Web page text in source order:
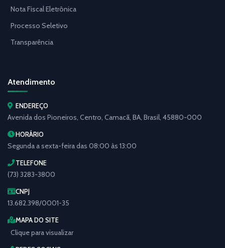
Nota Fiscal Eletrônica
Processo Seletivo
Transparência
Atendimento
ENDEREÇO
Avenida dos Pioneiros, Centro, Camacã, BA, Brasil, 45880-000
HORÁRIO
Segunda a sexta-feira das 08:00 às 13:00
TELEFONE
(73) 3283-3800
CNPJ
13.682.398/0001-35
MAPA DO SITE
Clique para visualizar